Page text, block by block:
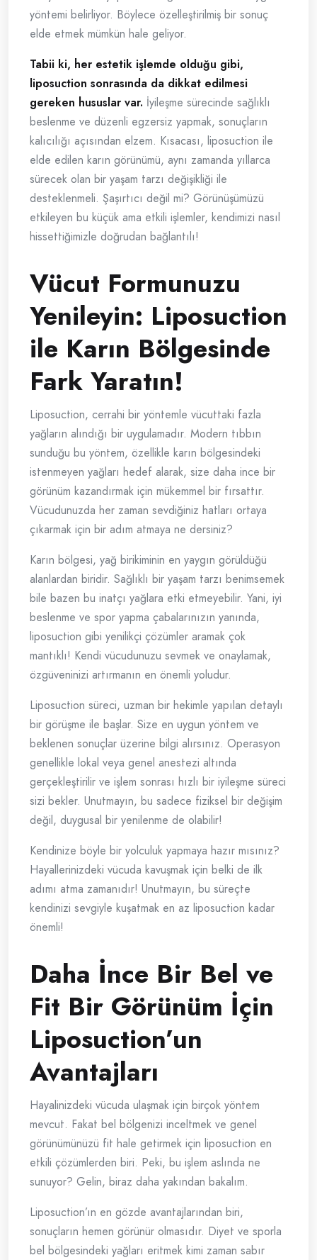
yöntemi belirliyor. Böylece özelleştirilmiş bir sonuç
elde etmek mümkün hale geliyor.
Tabii ki, her estetik işlemde olduğu gibi,
liposuction sonrasında da dikkat edilmesi
gereken hususlar var. İyileşme sürecinde sağlıklı
beslenme ve düzenli egzersiz yapmak, sonuçların
kalıcılığı açısından elzem. Kısacası, liposuction ile
elde edilen karın görünümü, aynı zamanda yıllarca
sürecek olan bir yaşam tarzı değişikliği ile
desteklenmeli. Şaşırtıcı değil mi? Görünüşümüzü
etkileyen bu küçük ama etkili işlemler, kendimizi nasıl
hissettiğimizle doğrudan bağlantılı!
Vücut Formunuzu
Yenileyin: Liposuction
ile Karın Bölgesinde
Fark Yaratın!
Liposuction, cerrahi bir yöntemle vücuttaki fazla
yağların alındığı bir uygulamadır. Modern tıbbın
sunduğu bu yöntem, özellikle karın bölgesindeki
istenmeyen yağları hedef alarak, size daha ince bir
görünüm kazandırmak için mükemmel bir fırsattır.
Vücudunuzda her zaman sevdiğiniz hatları ortaya
çıkarmak için bir adım atmaya ne dersiniz?
Karın bölgesi, yağ birikiminin en yaygın görüldüğü
alanlardan biridir. Sağlıklı bir yaşam tarzı benimsemek
bile bazen bu inatçı yağlara etki etmeyebilir. Yani, iyi
beslenme ve spor yapma çabalarınızın yanında,
liposuction gibi yenilikçi çözümler aramak çok
mantıklı! Kendi vücudunuzu sevmek ve onaylamak,
özgüveninizi artırmanın en önemli yoludur.
Liposuction süreci, uzman bir hekimle yapılan detaylı
bir görüşme ile başlar. Size en uygun yöntem ve
beklenen sonuçlar üzerine bilgi alırsınız. Operasyon
genellikle lokal veya genel anestezi altında
gerçekleştirilir ve işlem sonrası hızlı bir iyileşme süreci
sizi bekler. Unutmayın, bu sadece fiziksel bir değişim
değil, duygusal bir yenilenme de olabilir!
Kendinize böyle bir yolculuk yapmaya hazır mısınız?
Hayallerinizdeki vücuda kavuşmak için belki de ilk
adımı atma zamanıdır! Unutmayın, bu süreçte
kendinizi sevgiyle kuşatmak en az liposuction kadar
önemli!
Daha İnce Bir Bel ve
Fit Bir Görünüm İçin
Liposuction’un
Avantajları
Hayalinizdeki vücuda ulaşmak için birçok yöntem
mevcut. Fakat bel bölgenizi inceltmek ve genel
görünümünüzü fit hale getirmek için liposuction en
etkili çözümlerden biri. Peki, bu işlem aslında ne
sunuyor? Gelin, biraz daha yakından bakalım.
Liposuction’ın en gözde avantajlarından biri,
sonuçların hemen görünür olmasıdır. Diyet ve sporla
bel bölgesindeki yağları eritmek kimi zaman sabır